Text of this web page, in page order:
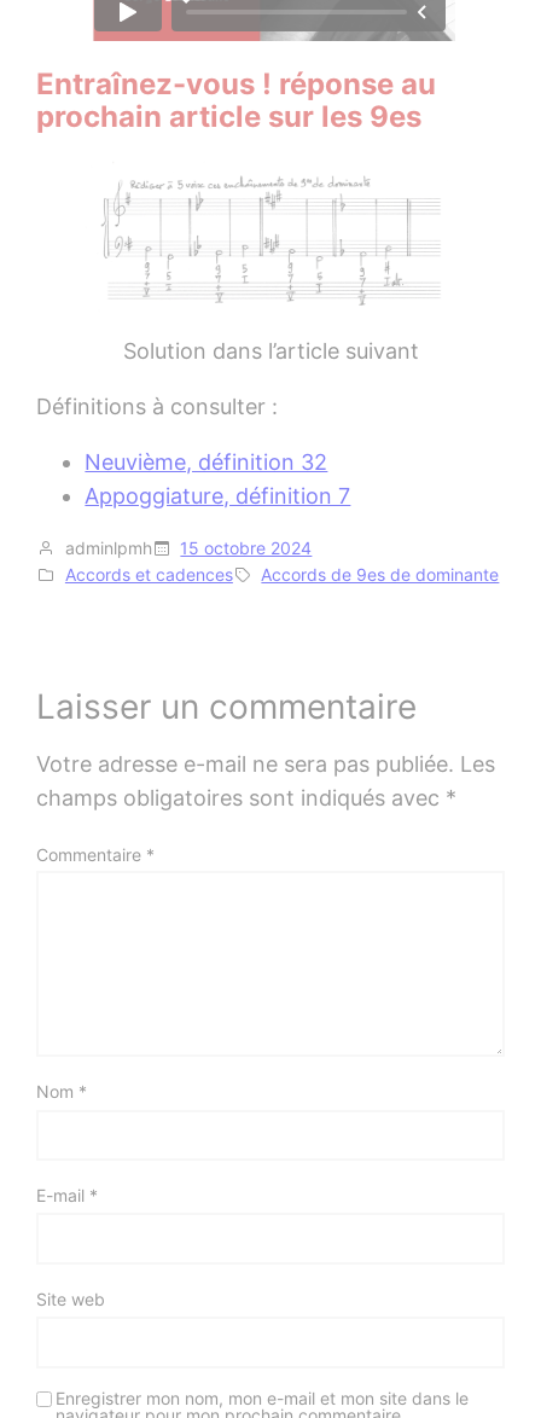
Entraînez-vous ! réponse au
prochain article sur les 9es
Solution dans l’article suivant
Définitions à consulter :
Neuvième, définition 32
Appoggiature, définition 7
adminlpmh
15 octobre 2024
Accords et cadences
Accords de 9es de dominante
Laisser un commentaire
Votre adresse e-mail ne sera pas publiée. Les
champs obligatoires sont indiqués avec *
Commentaire *
Nom *
E-mail *
Site web
Enregistrer mon nom, mon e-mail et mon site dans le